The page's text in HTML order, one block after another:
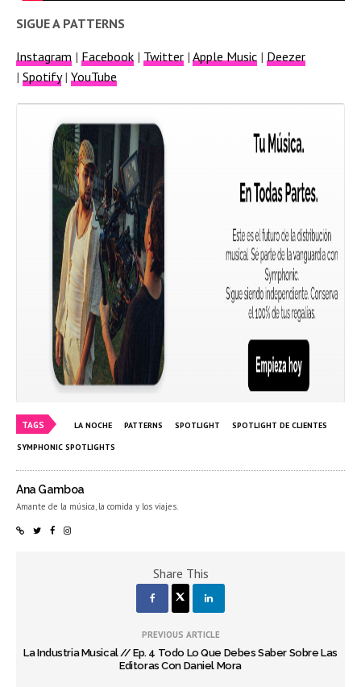
SIGUE A PATTERNS
Instagram |Facebook |Twitter |Apple Music |Deezer
|Spotify|YouTube
TAGS LA NOCHE PATTERNS SPOTLIGHT SPOTLIGHT DE CLIENTES
SYMPHONIC SPOTLIGHTS
Ana Gamboa
Amante de la música, la comida y los viajes.
Share This
PREVIOUS ARTICLE
La Industria Musical // Ep. 4 Todo Lo Que Debes Saber Sobre Las
Editoras Con Daniel Mora